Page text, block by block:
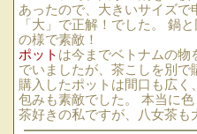
あったので、大きいサイズ
「大」で正解！でした。 鍋
の様で素敵！
ポット は今までベトナムの物
でいましたが、茶こしを別
購入したポットは間口も広
包みも素敵でした。 本当に
茶好きの私ですが、八女茶も